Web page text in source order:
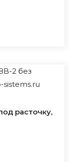
расточку,